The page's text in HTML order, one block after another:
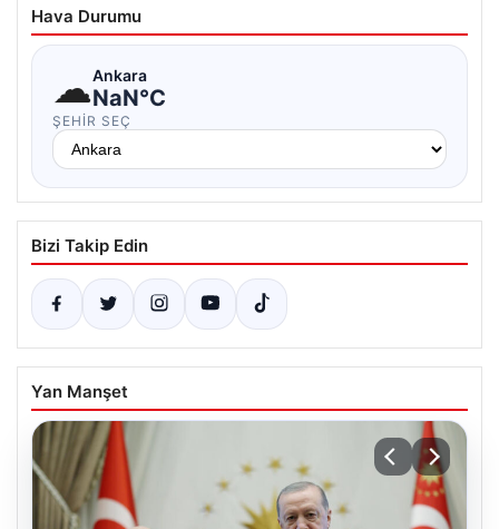
Hava Durumu
☁Ankara
NaN°C
ŞEHIR SEÇ
Bizi Takip Edin
Yan Manşet